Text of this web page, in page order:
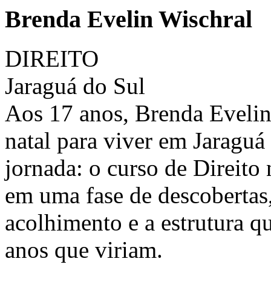
Brenda Evelin Wischral
DIREITO
Jaraguá do Sul
Aos 17 anos, Brenda
natal para viver em
jornada: o curso de Direito
em uma fase de
acolhimento e a estrutura
anos que viriam.